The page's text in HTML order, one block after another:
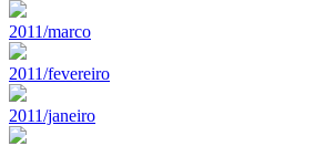
2011/marco
2011/fevereiro
2011/janeiro